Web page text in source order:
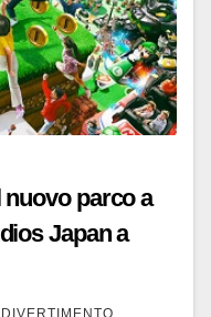
parco a
Japan a